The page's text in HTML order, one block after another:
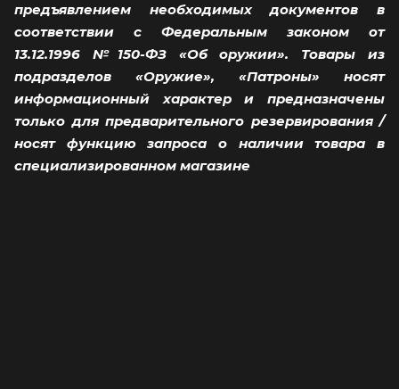
предъявлением необходимых документов в
соответствии с Федеральным законом от
13.12.1996 №150-ФЗ «Об оружии». Товары из
подразделов «Оружие», «Патроны» носят
информационный характер и предназначены
только для предварительного резервирования /
носят функцию запроса о наличии товара в
специализированном магазине